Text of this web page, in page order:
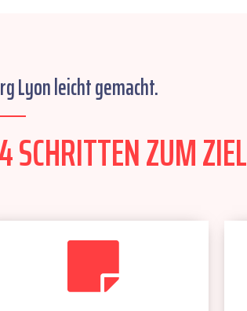
Lyon leicht gemacht.
SCHRITTEN ZUM ZIEL